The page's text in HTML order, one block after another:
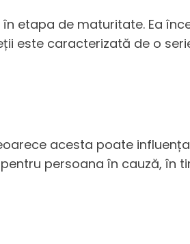
etapa de maturitate. Ea
este caracterizată de o
acesta poate
persoana în cauză, în